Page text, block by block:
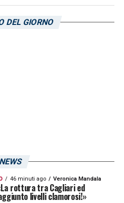
inviolata.
DEL GIORNO
NEWS
46 minuti ago Veronica Mandala
rottura tra Cagliari ed
livelli clamorosi!»